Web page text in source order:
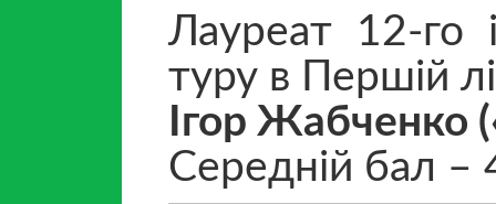
Лауреат 12-го
туру в Першій
Ігор Жабченко
Середній бал –